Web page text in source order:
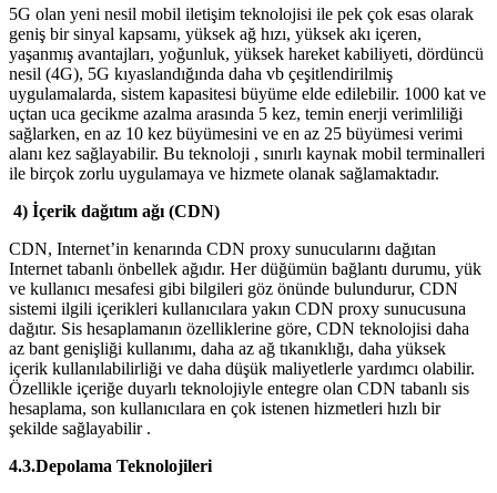
5G olan yeni nesil mobil iletişim teknolojisi ile pek çok esas olarak
geniş bir sinyal kapsamı, yüksek ağ hızı, yüksek akı içeren,
yaşanmış avantajları, yoğunluk, yüksek hareket kabiliyeti, dördüncü
nesil (4G), 5G kıyaslandığında daha vb çeşitlendirilmiş
uygulamalarda, sistem kapasitesi büyüme elde edilebilir. 1000 kat ve
uçtan uca gecikme azalma arasında 5 kez, temin enerji verimliliği
sağlarken, en az 10 kez büyümesini ve en az 25 büyümesi verimi
alanı kez sağlayabilir. Bu teknoloji , sınırlı kaynak mobil terminalleri
ile birçok zorlu uygulamaya ve hizmete olanak sağlamaktadır.
4) İçerik dağıtım ağı (CDN)
CDN, Internet’in kenarında CDN proxy sunucularını dağıtan
Internet tabanlı önbellek ağıdır. Her düğümün bağlantı durumu, yük
ve kullanıcı mesafesi gibi bilgileri göz önünde bulundurur, CDN
sistemi ilgili içerikleri kullanıcılara yakın CDN proxy sunucusuna
dağıtır. Sis hesaplamanın özelliklerine göre, CDN teknolojisi daha
az bant genişliği kullanımı, daha az ağ tıkanıklığı, daha yüksek
içerik kullanılabilirliği ve daha düşük maliyetlerle yardımcı olabilir.
Özellikle içeriğe duyarlı teknolojiyle entegre olan CDN tabanlı sis
hesaplama, son kullanıcılara en çok istenen hizmetleri hızlı bir
şekilde sağlayabilir .
4.3.Depolama Teknolojileri